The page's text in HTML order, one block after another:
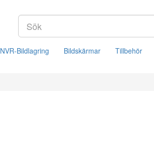
NVR-Bildlagring Bildskärmar Tillbehör